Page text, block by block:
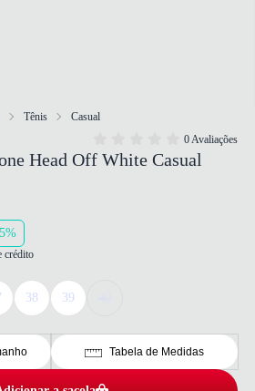
Tênis
Casual
0 Avaliações
Head Off White Casual
5%
crédito
38 39
Tabela de Medidas